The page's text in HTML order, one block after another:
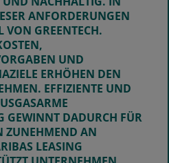
ANFORDERUNGEN
VON GREENTECH.
UND
ERHÖHEN DEN
EFFIZIENTE UND
GEWINNT DADURCH FÜR
ZUNEHMEND AN
LEASING